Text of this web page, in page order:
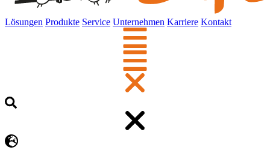
Lösungen Produkte Service Unternehmen Karriere Kontakt